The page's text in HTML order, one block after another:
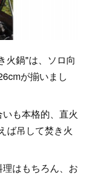
火鍋"は、ソロ向
が揃いまし
も本格的、直火
ば吊して焚き火
はもちろん、お